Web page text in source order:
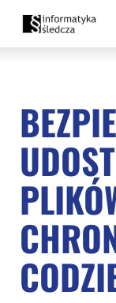
Przejdź
do
treści
Deklaracja
dostępności